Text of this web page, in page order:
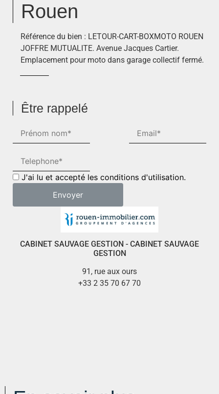
Rouen
Référence du bien : LETOUR-CART-BOXMOTO ROUEN
JOFFRE MUTUALITE. Avenue Jacques Cartier.
Emplacement pour moto dans garage collectif fermé.
Être rappelé
J'ai lu et accepté les conditions d'utilisation.
CABINET SAUVAGE GESTION - CABINET SAUVAGE
GESTION
91, rue aux ours
+33 2 35 70 67 70